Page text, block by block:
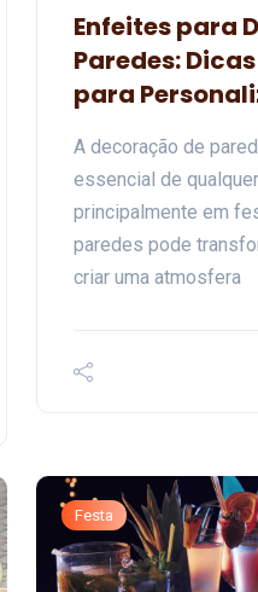
Enfeites para
Paredes:
para
A decoração de
essencial de
principalmente em
paredes pode
criar uma atmosfera
Festa
Festa